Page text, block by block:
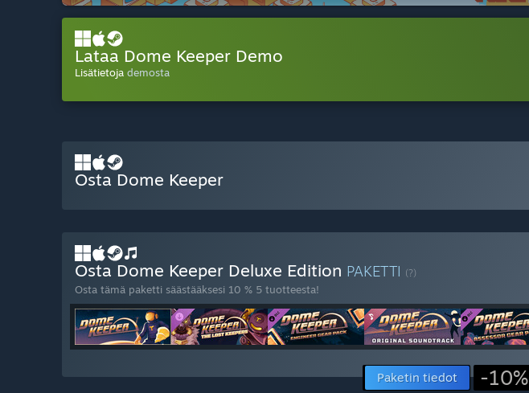
Lataa Dome Keeper Demo
Lisätietoja demosta
Osta Dome Keeper
Osta Dome Keeper Deluxe Edition PAKETTI (?)
Osta tämä paketti säästääksesi 10 % 5 tuotteesta!
Paketin tiedot -10%